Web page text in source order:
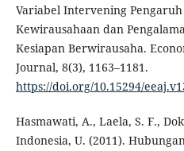
Variabel Intervening
Kewirausahaan dan
Kesiapan Berwirausaha.
Journal, 8(3), 1163–1181.
https://doi.org/10.15294/
Hasmawati, A., Laela, S. F.,
Indonesia, U. (2011).